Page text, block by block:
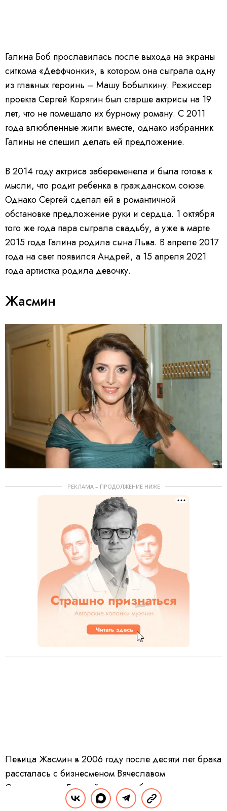
Галина Боб прославилась после выхода на экраны
ситкома «Деффчонки», в котором она сыграла одну
из главных героинь – Машу Бобылкину. Режиссер
проекта Сергей Корягин был старше актрисы на 19
лет, что не помешало их бурному роману. С 2011
года влюбленные жили вместе, однако избранник
Галины не спешил делать ей предложение.
В 2014 году актриса забеременела и была готова к
мысли, что родит ребенка в гражданском союзе.
Однако Сергей сделал ей в романтичной
обстановке предложение руки и сердца. 1 октября
того же года пара сыграла свадьбу, а уже в марте
2015 года Галина родила сына Льва. В апреле 2017
года на свет появился Андрей, а 15 апреля 2021
года артистка родила девочку.
Жасмин
РЕКЛАМА – ПРОДОЛЖЕНИЕ НИЖЕ
Певица Жасмин в 2006 году после десяти лет брака
рассталась с бизнесменом Вячеславом
Семендуевым. Бывший супруг избил артистку – у
нее диагностировали сотрясение мозга и перелом